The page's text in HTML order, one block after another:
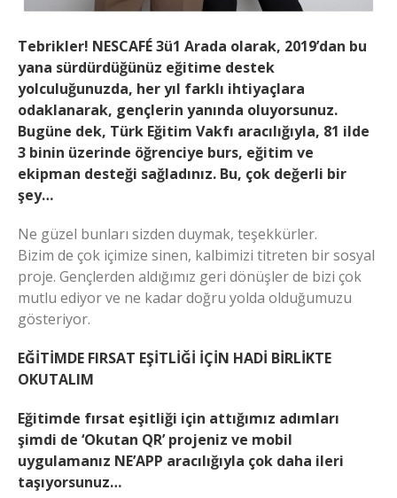
Tebrikler! NESCAFÉ 3ü1 Arada olarak, 2019’dan bu
yana sürdürdüğünüz eğitime destek
yolculuğunuzda, her yıl farklı ihtiyaçlara
odaklanarak, gençlerin yanında oluyorsunuz.
Bugüne dek, Türk Eğitim Vakfı aracılığıyla, 81 ilde
3 binin üzerinde öğrenciye burs, eğitim ve
ekipman desteği sağladınız. Bu, çok değerli bir
şey…
Ne güzel bunları sizden duymak, teşekkürler.
Bizim de çok içimize sinen, kalbimizi titreten bir sosyal
proje. Gençlerden aldığımız geri dönüşler de bizi çok
mutlu ediyor ve ne kadar doğru yolda olduğumuzu
gösteriyor.
EĞİTİMDE FIRSAT EŞİTLİĞİ İÇİN HADİ BİRLİKTE
OKUTALIM
Eğitimde fırsat eşitliği için attığımız adımları
şimdi de ‘Okutan QR’ projeniz ve mobil
uygulamanız NE’APP aracılığıyla çok daha ileri
taşıyorsunuz…